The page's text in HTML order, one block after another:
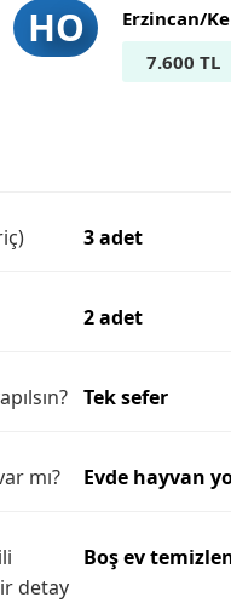
HO
Erzincan/
7.600 TL
3 adet
2 adet
Tek sefer
mı? Evde hayvan
detay
Boş ev